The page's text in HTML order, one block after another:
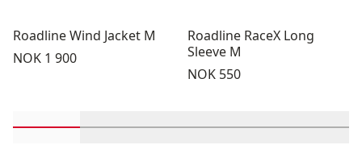
Roadline Wind Jacket M
Pris:
NOK 1 900
Roadline RaceX Long
Sleeve M
Pris:
NOK 550